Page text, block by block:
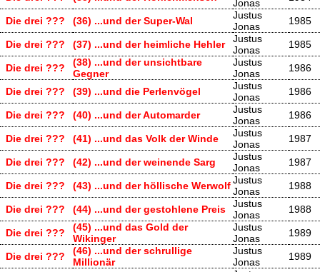
Jonas
Die drei ??? (36) ...und der Super-Wal
Justus
Jonas
1985
Die drei ??? (37) ...und der heimliche Hehler
Justus
Jonas
1985
Die drei ???
(38) ...und der unsichtbare
Gegner
Justus
Jonas
1986
Die drei ??? (39) ...und die Perlenvögel
Justus
Jonas
1986
Die drei ??? (40) ...und der Automarder
Justus
Jonas
1986
Die drei ??? (41) ...und das Volk der Winde
Justus
Jonas
1987
Die drei ??? (42) ...und der weinende Sarg
Justus
Jonas
1987
Die drei ??? (43) ...und der höllische WerwolfJustus
Jonas
1988
Die drei ??? (44) ...und der gestohlene Preis
Justus
Jonas
1988
Die drei ???
(45) ...und das Gold der
Wikinger
Justus
Jonas
1989
Die drei ???
(46) ...und der schrullige
Millionär
Justus
Jonas
1989